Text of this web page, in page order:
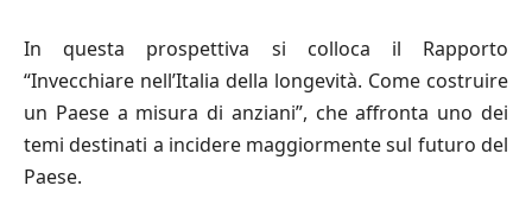
In questa prospettiva si colloca il Rapporto
“Invecchiare nell’Italia della longevità. Come costruire
un Paese a misura di anziani”, che affronta uno dei
temi destinati a incidere maggiormente sul futuro del
Paese.